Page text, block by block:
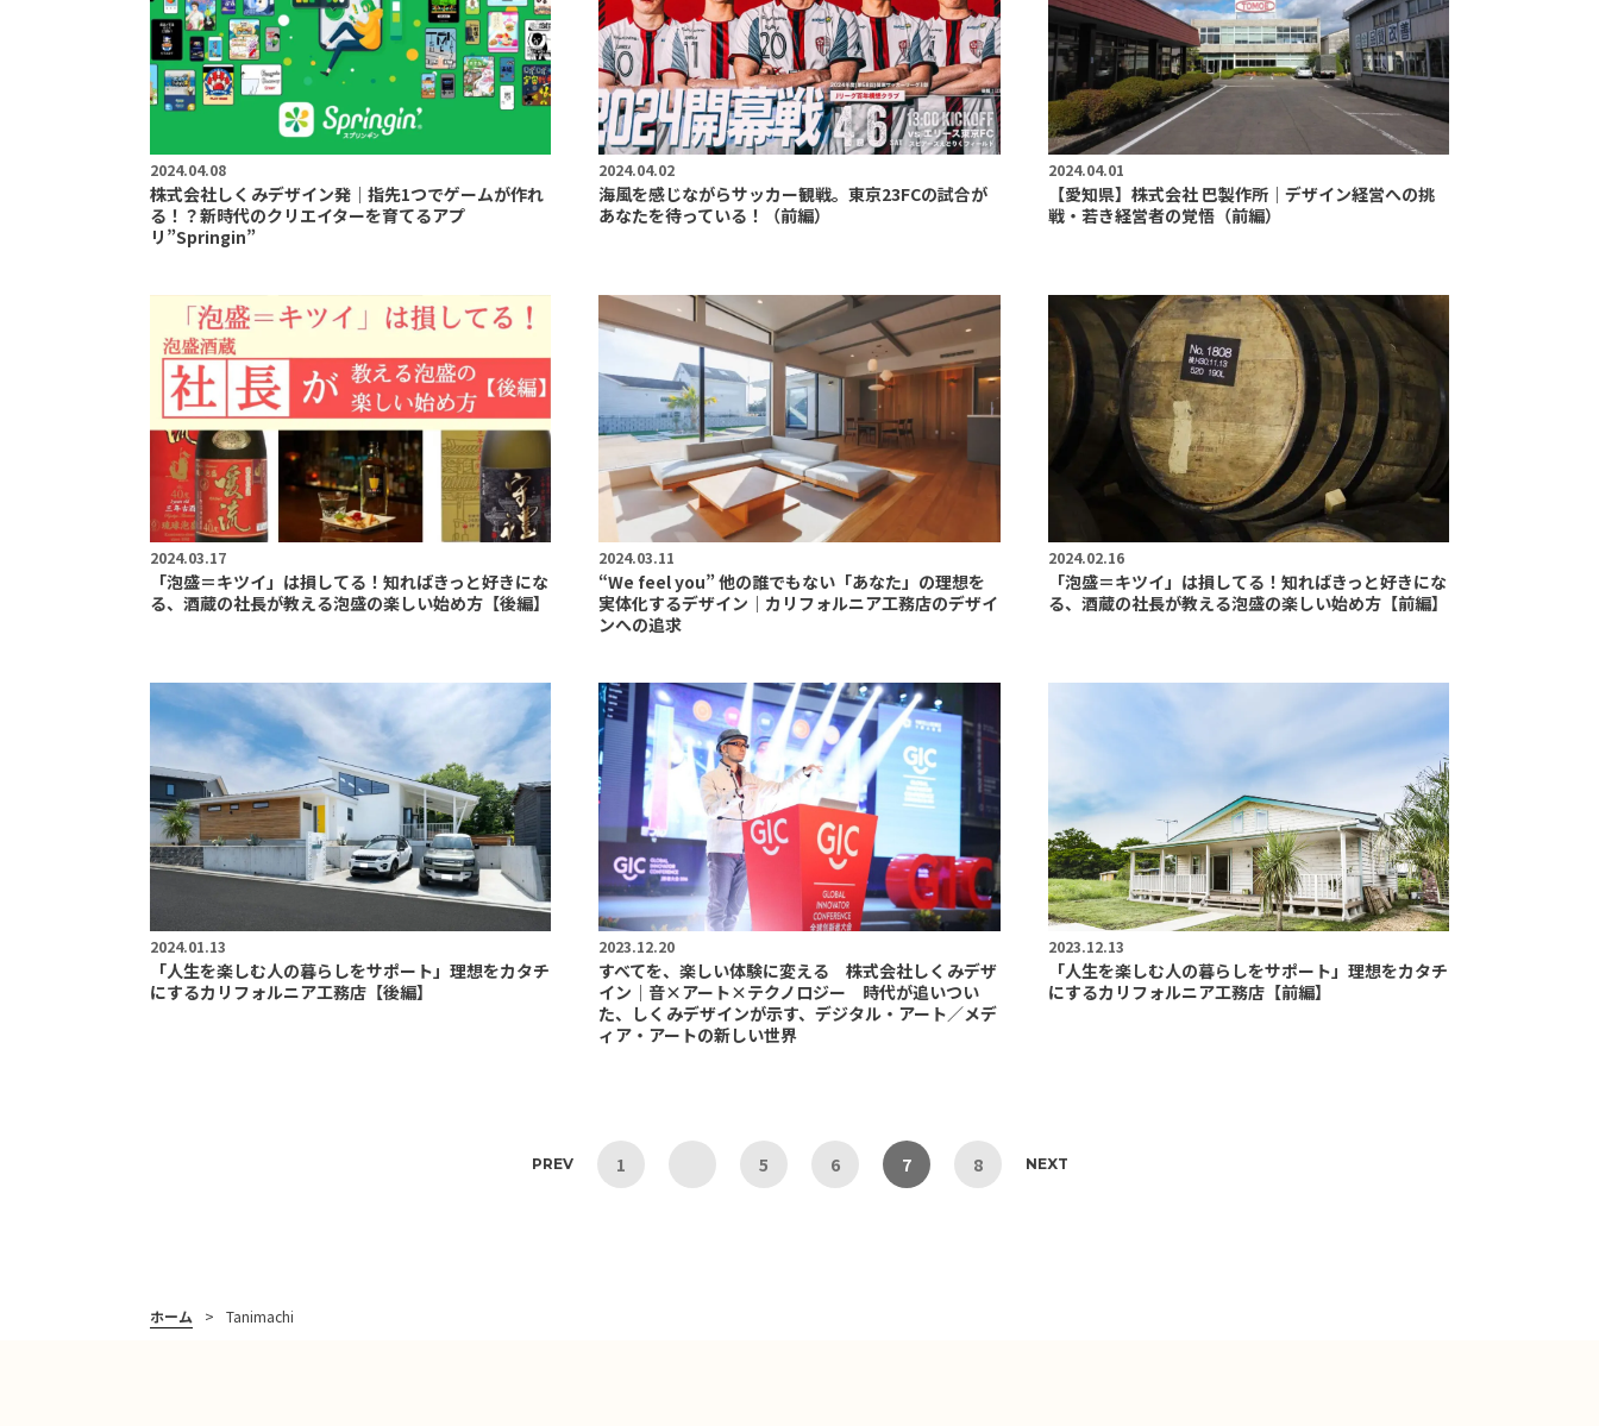
2024.04.08
株式会社しくみデザイン発｜指先1つでゲームが作れ
る！？新時代のクリエイターを育てるアプ
リ”Springin”
2024.04.02
海風を感じながらサッカー観戦。東京23FCの試合が
あなたを待っている！（前編）
2024.04.01
【愛知県】株式会社 巴製作所｜デザイン経営への挑
戦・若き経営者の覚悟（前編）
2024.03.17
「泡盛＝キツイ」は損してる！知ればきっと好きにな
る、酒蔵の社長が教える泡盛の楽しい始め方【後編】
2024.03.11
“We feel you” 他の誰でもない「あなた」の理想を
実体化するデザイン｜カリフォルニア工務店のデザイ
ンへの追求
2024.02.16
「泡盛＝キツイ」は損してる！知ればきっと好きにな
る、酒蔵の社長が教える泡盛の楽しい始め方【前編】
2024.01.13
「人生を楽しむ人の暮らしをサポート」理想をカタチ
にするカリフォルニア工務店【後編】
2023.12.20
すべてを、楽しい体験に変える 株式会社しくみデザ
イン｜音×アート×テクノロジー 時代が追いつい
た、しくみデザインが示す、デジタル・アート／メデ
ィア・アートの新しい世界
2023.12.13
「人生を楽しむ人の暮らしをサポート」理想をカタチ
にするカリフォルニア工務店【前編】
PREV 1 5 6 7 8 NEXT
ホーム Tanimachi